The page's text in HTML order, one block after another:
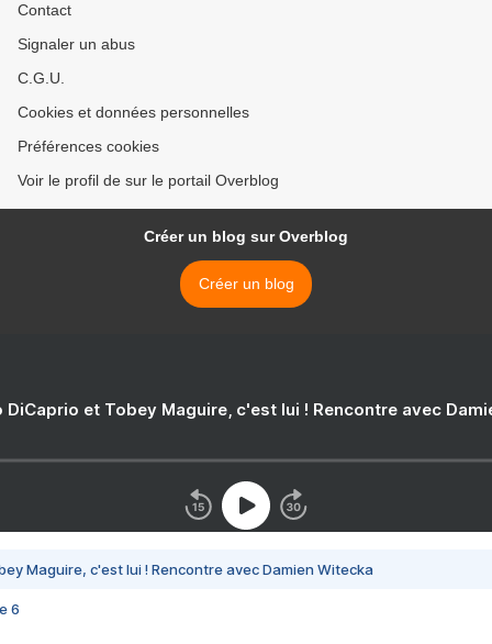
Contact
Signaler un abus
C.G.U.
Cookies et données personnelles
Préférences cookies
Voir le profil de sur le portail Overblog
Créer un blog sur Overblog
Créer un blog
DiCaprio et Tobey Maguire, c'est lui ! Rencontre avec
Maguire, c'est lui ! Rencontre avec Damien Witecka
6